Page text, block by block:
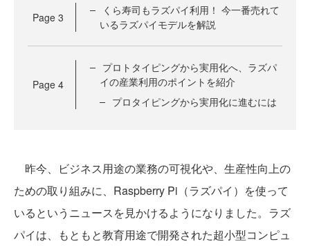
Page 3
くら寿司もラズパイ利用！ 今一番売れて
いるラズパイモデルを解説
Page 4
プロトタイピングから実用化へ、ラズパ
イの産業利用のポイントを紹介
プロタイピングから実用化に進むには
昨今、ビジネス用途の業務の可視化や、生産性向上の
ための取り組みに、Raspberry Pi（ラズパイ）を使って
いるというニュースを見かけるようになりました。ラズ
パイは、もともと教育用途で開発された超小型コンピュ